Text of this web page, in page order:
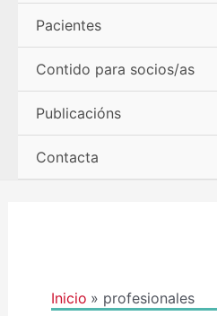
Pacientes
Contido para socios/as
Publicacións
Contacta
Inicio profesionales